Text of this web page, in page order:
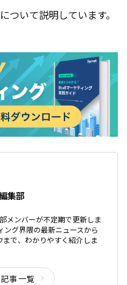
ついて説明しています。
集部
メンバーが不定期で更新しま
ング界隈の最新ニュースから
まで、わかりやすく紹介しま
事一覧